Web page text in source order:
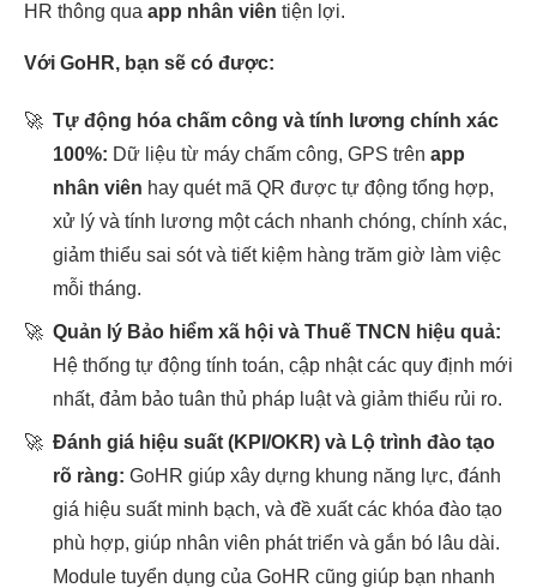
HR thông qua app nhân viên tiện lợi.
Với GoHR, bạn sẽ có được:
🚀 Tự động hóa chấm công và tính lương chính xác
100%: Dữ liệu từ máy chấm công, GPS trên app
nhân viên hay quét mã QR được tự động tổng hợp,
xử lý và tính lương một cách nhanh chóng, chính xác,
giảm thiểu sai sót và tiết kiệm hàng trăm giờ làm việc
mỗi tháng.
🚀 Quản lý Bảo hiểm xã hội và Thuế TNCN hiệu quả:
Hệ thống tự động tính toán, cập nhật các quy định mới
nhất, đảm bảo tuân thủ pháp luật và giảm thiểu rủi ro.
🚀 Đánh giá hiệu suất (KPI/OKR) và Lộ trình đào tạo
rõ ràng: GoHR giúp xây dựng khung năng lực, đánh
giá hiệu suất minh bạch, và đề xuất các khóa đào tạo
phù hợp, giúp nhân viên phát triển và gắn bó lâu dài.
Module tuyển dụng của GoHR cũng giúp bạn nhanh